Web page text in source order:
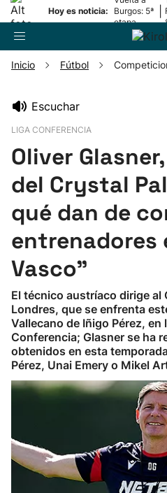
Hoy es noticia:
Burgos: 5ª
etapa
Pelota
Remo
Ciclismo
Herri-kirolak
Balonmano
Atletismo
Carreras de montaña
Inicio Fútbol
Escuchar
LIGA CONFERENCIA
Oliver
del Crystal
qué dan de
entrenadores
Vasco”
El técnico austríaco dirige al
Londres, que se enfrenta
Vallecano de Iñigo Pérez, en
Conferencia; Glasner se ha
obtenidos en esta
Pérez, Unai Emery o Mikel